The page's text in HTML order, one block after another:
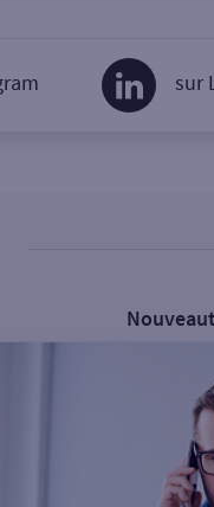
sur